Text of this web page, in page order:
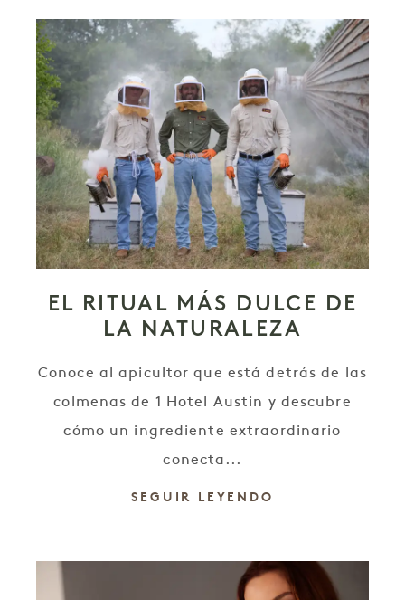
EL RITUAL MÁS DULCE DE
LA NATURALEZA
Conoce al apicultor que está detrás de las
colmenas de 1 Hotel Austin y descubre
cómo un ingrediente extraordinario
conecta...
SEGUIR LEYENDO